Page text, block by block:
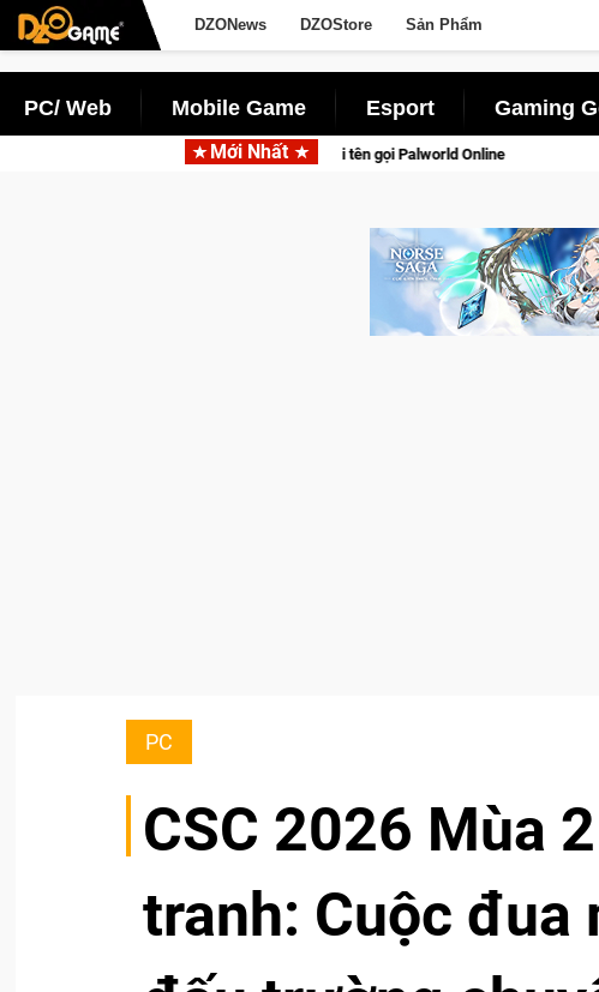
DZONews DZOStore Sản Phẩm
PC/ Web Mobile Game Esport Gaming
Mới Nhất
lên di động với tên gọi Palworld Online Gia Nhập Closed Beta
PC
CSC 2026 Mùa
tranh: Cuộc đua